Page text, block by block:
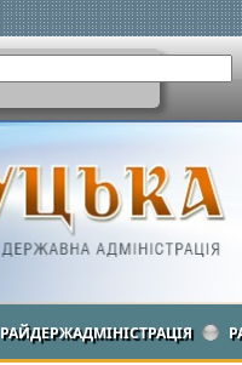
РАЙДЕРЖАДМІНІСТРАЦІЯ